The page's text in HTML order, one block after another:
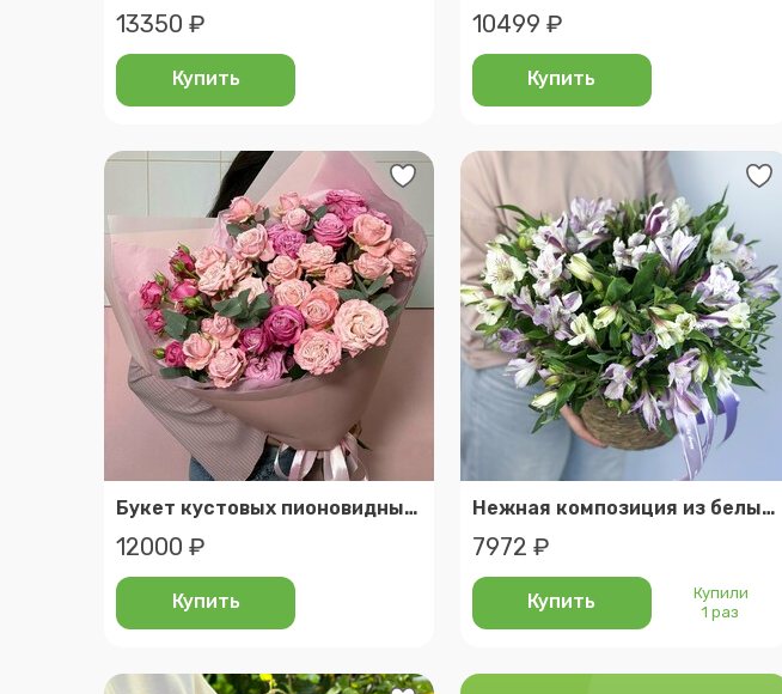
13350 ₽
Купить
10499 ₽
Купить
Букет кустовых пионовидных роз с эвкалиптом
12000 ₽
Купить
Нежная композиция из белых и сиреневых альстромерий в корзине
7972 ₽
Купить
Купили
1 раз